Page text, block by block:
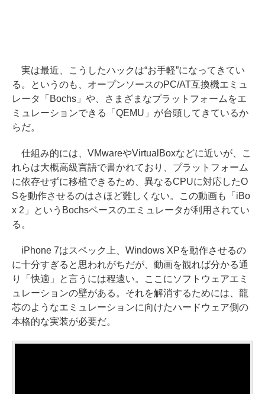
実は最近、こうしたハックは“お手軽”になってきてい
る。というのも、オープンソースのPC/AT互換機エミュ
レータ「Bochs」や、さまざまなプラットフォームをエ
ミュレーションできる「QEMU」が台頭してきているか
らだ。
仕組み的には、VMwareやVirtualBoxなどに近いが、こ
れらは大概高級言語で書かれており、プラットフォーム
に依存せずに移植できるため、異なるCPUに対応したO
Sを動作させるのはさほど難しくない。この動画も「iBo
x 2」というBochsベースのエミュレータが利用されてい
る。
iPhone 7はスペック上、Windows XPを動作させるの
に十分すぎると思われがちだが、動画を観れば分かる通
り「快適」と言うには程遠い。ここにソフトウェアエミ
ュレーションの壁がある。それを解消するためには、龍
芯のようなエミュレーションに向けたハードウェア側の
本格的な実装が必要だ。